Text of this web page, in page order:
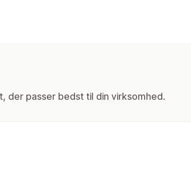
der passer bedst til din virksomhed.